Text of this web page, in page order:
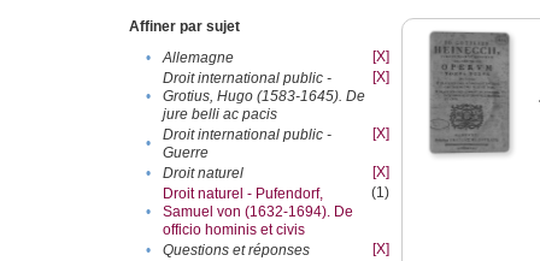
Affiner par sujet
•
Allemagne [X]
•
Droit international public -
Grotius, Hugo (1583-1645). De
jure belli ac pacis
[X]
•
Droit international public -
Guerre
[X]
• Droit naturel [X]
•
Droit naturel - Pufendorf,
Samuel von (1632-1694). De
officio hominis et civis
(1)
• Questions et réponses
[X]